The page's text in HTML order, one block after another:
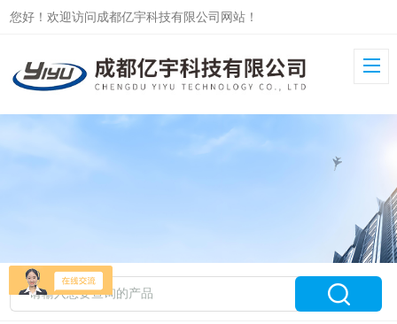
您好！欢迎访问成都亿宇科技有限公司网站！